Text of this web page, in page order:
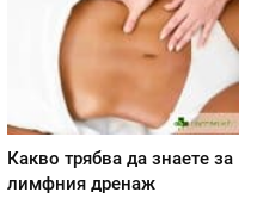
Какво трябва да знаете за
лимфния дренаж